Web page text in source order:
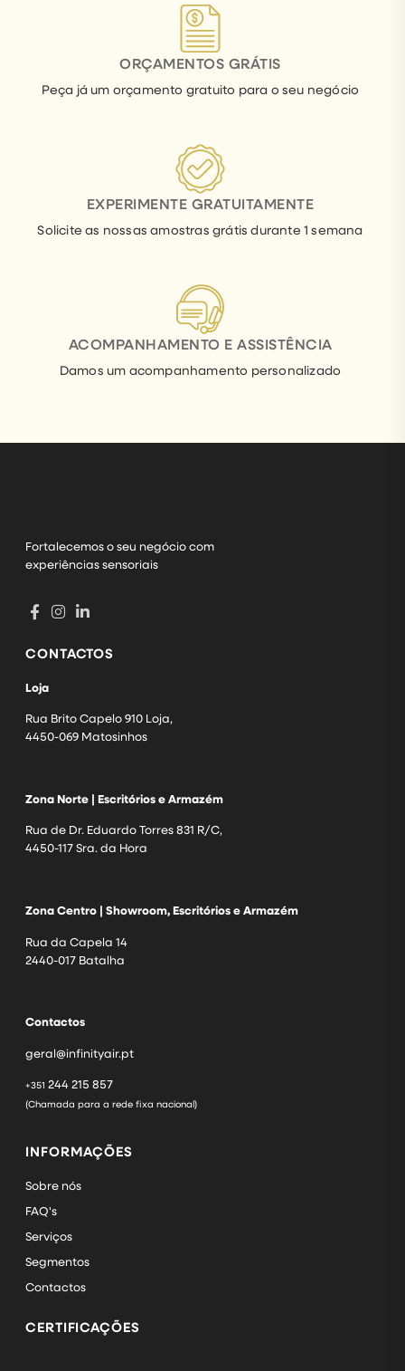
ORÇAMENTOS GRÁTIS
Peça já um orçamento gratuito para o seu negócio
EXPERIMENTE GRATUITAMENTE
Solicite as nossas amostras grátis durante 1 semana
ACOMPANHAMENTO E ASSISTÊNCIA
Damos um acompanhamento personalizado
Fortalecemos o seu negócio com
experiências sensoriais
CONTACTOS
Loja
Rua Brito Capelo 910 Loja,
4450-069 Matosinhos
Zona Norte | Escritórios e Armazém
Rua de Dr. Eduardo Torres 831 R/C,
4450-117 Sra. da Hora
Zona Centro | Showroom, Escritórios e Armazém
Rua da Capela 14
2440-017 Batalha
Contactos
geral@infinityair.pt
+351 244 215 857
(Chamada para a rede fixa nacional)
INFORMAÇÕES
Sobre nós
FAQ's
Serviços
Segmentos
Contactos
CERTIFICAÇÕES